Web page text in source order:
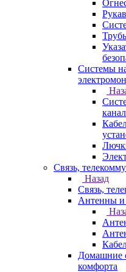
Системы
Связь,
Назад
Связь,
Антенны и
Домашние
комфорта